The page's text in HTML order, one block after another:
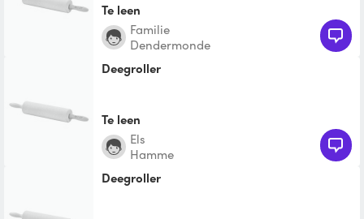
Te leen
Familie
Dendermonde
Deegroller
Te leen
Els
Hamme
Deegroller